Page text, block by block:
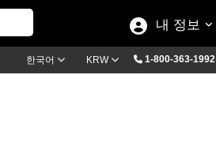
내 정보
한국어 KRW 1-800-363-1992